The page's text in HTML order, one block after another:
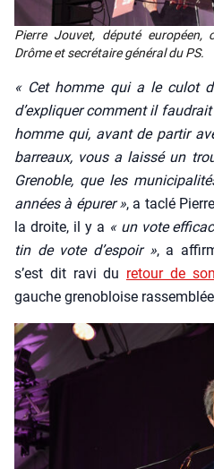
Pierre Jou­vet, dépu­té euro­péen,
Drôme et secré­taire géné­ral du PS.
« Cet homme qui a le culot
d’ex­pli­quer com­ment il
homme qui, avant de par­tir
bar­reaux, vous a lais­sé un
Gre­noble, que les
années à épu­rer », a taclé
la droite, il y a « un vote
tin de vote d’es­poir », a
s’est dit ravi du retour de
gauche gre­no­bloise